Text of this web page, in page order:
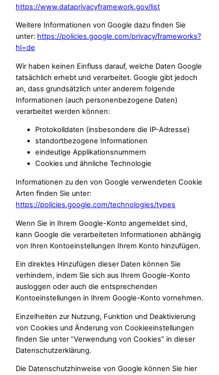
https://www.dataprivacyframework.gov/list
Weitere Informationen von Google dazu finden Sie
unter: https://policies.google.com/privacy/frameworks?
hl=de
Wir haben keinen Einfluss darauf, welche Daten Google
tatsächlich erhebt und verarbeitet. Google gibt jedoch
an, dass grundsätzlich unter anderem folgende
Informationen (auch personenbezogene Daten)
verarbeitet werden können:
Protokolldaten (insbesondere die IP-Adresse)
standortbezogene Informationen
eindeutige Applikationsnummern
Cookies und ähnliche Technologie
Informationen zu den von Google verwendeten Cookie
Arten finden Sie unter:
https://policies.google.com/technologies/types
Wenn Sie in Ihrem Google-Konto angemeldet sind,
kann Google die verarbeiteten Informationen abhängig
von Ihren Kontoeinstellungen Ihrem Konto hinzufügen.
Ein direktes Hinzufügen dieser Daten können Sie
verhindern, indem Sie sich aus Ihrem Google-Konto
ausloggen oder auch die entsprechenden
Kontoeinstellungen in Ihrem Google-Konto vornehmen.
Einzelheiten zur Nutzung, Funktion und Deaktivierung
von Cookies und Änderung von Cookieeinstellungen
finden Sie unter “Verwendung von Cookies” in dieser
Datenschutzerklärung.
Die Datenschutzhinweise von Google können Sie hier